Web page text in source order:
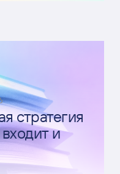
стратегия
и